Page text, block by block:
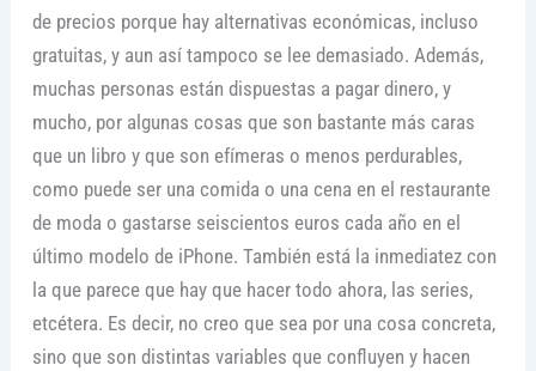
de precios porque hay alternativas económicas, incluso
gratuitas, y aun así tampoco se lee demasiado. Además,
muchas personas están dispuestas a pagar dinero, y
mucho, por algunas cosas que son bastante más caras
que un libro y que son efímeras o menos perdurables,
como puede ser una comida o una cena en el restaurante
de moda o gastarse seiscientos euros cada año en el
último modelo de iPhone. También está la inmediatez con
la que parece que hay que hacer todo ahora, las series,
etcétera. Es decir, no creo que sea por una cosa concreta,
sino que son distintas variables que confluyen y hacen